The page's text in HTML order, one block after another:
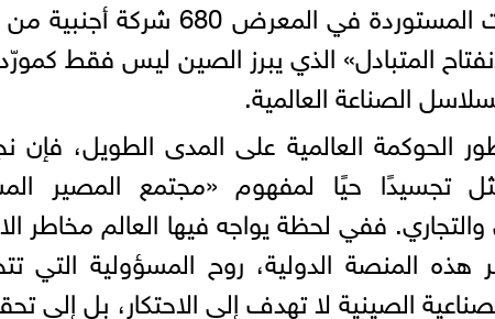
المتبادل» الذي يبرز الصين ليس فقط
الصناعة العالمية.
تجسيدًا حيًا لمفهوم «مجتمع المصير
والتجاري. ففي لحظة يواجه فيها العالم
هذه المنصة الدولية، روح المسؤولية التي
الصينية لا تهدف إلى الاحتكار، بل إلى